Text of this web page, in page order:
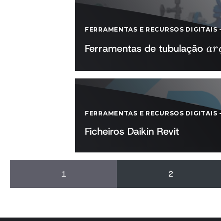
FERRAMENTAS E RECURSOS DIGITAIS
Ferramentas de tubulação ar
FERRAMENTAS E RECURSOS DIGITAIS
Ficheiros Daikin Revit
1 2